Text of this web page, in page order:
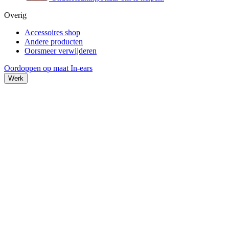
Overig
Accessoires shop
Andere producten
Oorsmeer verwijderen
Oordoppen op maat In-ears
Werk